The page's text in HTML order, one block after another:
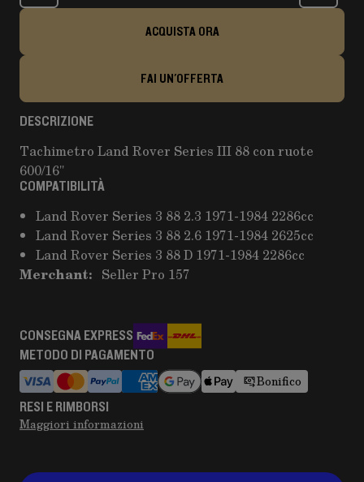
ACQUISTA ORA
FAI UN'OFFERTA
DESCRIZIONE
Tachimetro Land Rover Series III 88 con ruote
600/16"
COMPATIBILITÀ
Land Rover Series 3 88 2.3 1971-1984 2286cc
Land Rover Series 3 88 2.6 1971-1984 2625cc
Land Rover Series 3 88 D 1971-1984 2286cc
Merchant: Seller Pro 157
CONSEGNA EXPRESS
METODO DI PAGAMENTO
Bonifico
RESI E RIMBORSI
Maggiori informazioni